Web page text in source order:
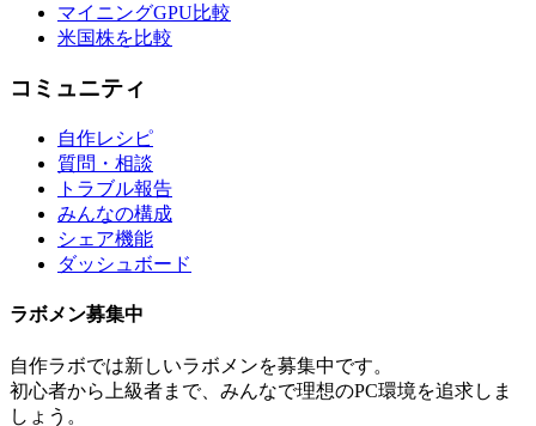
マイニングGPU比較
米国株を比較
コミュニティ
自作レシピ
質問・相談
トラブル報告
みんなの構成
シェア機能
ダッシュボード
ラボメン募集中
自作ラボでは新しいラボメンを募集中です。
初心者から上級者まで、みんなで理想のPC環境を追求しま
しょう。